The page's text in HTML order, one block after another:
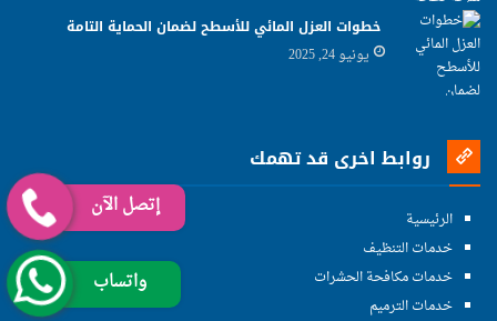
خطوات العزل المائي للأسطح لضمان الحماية التامة
يونيو 24, 2025
روابط اخرى قد تهمك
الرئيسية
خدمات التنظيف
خدمات مكافحة الحشرات
خدمات الترميم
إتصل الآن
واتساب